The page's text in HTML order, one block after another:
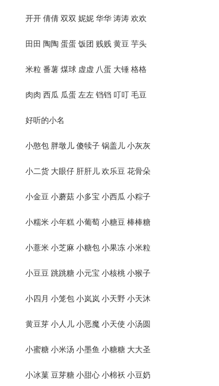
开开 倩倩 双双 妮妮 华华 涛涛 欢欢
田田 陶陶 蛋蛋 饭团 贱贱 黄豆 芋头
米粒 番薯 煤球 虚虚 八蛋 大锤 格格
肉肉 西瓜 瓜蛋 左左 铛铛 叮叮 毛豆
好听的小名
小憨包 胖墩儿 傻犊子 锅盖儿 小灰灰
小二货 大眼仔 肝肝儿 欢乐豆 花骨朵
小金豆 小蘑菇 小多宝 小西瓜 小粽子
小糯米 小年糕 小葡萄 小糖豆 棒棒糖
小薏米 小芝麻 小糖包 小果冻 小米粒
小豆豆 跳跳糖 小元宝 小核桃 小猴子
小四月 小笼包 小岚岚 小天野 小天沐
黄豆芽 小人儿 小恶魔 小天使 小汤圆
小蜜糖 小米汤 小墨鱼 小糖糖 大大圣
小冰菓 豆芽糖 小甜心 小棉袄 小豆奶